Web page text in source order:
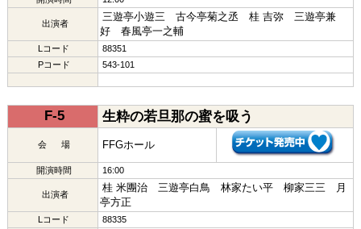
出演者
三遊亭小遊三 古今亭菊之丞 桂 吉弥 三遊亭兼
好 春風亭一之輔
Lコード
88351
Pコード
543-101
F-5 生粋の若旦那の蜜を吸う
会 場 FFGホール
開演時間 16:00
出演者
桂 米團治 三遊亭白鳥 林家たい平 柳家三三 月
亭方正
Lコード
88335